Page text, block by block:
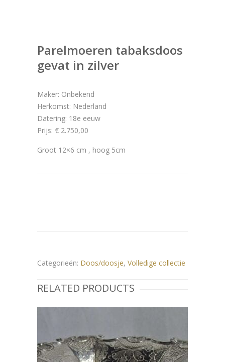
Parelmoeren tabaksdoos
gevat in zilver
Maker: Onbekend
Herkomst: Nederland
Datering: 18e eeuw
Prijs: € 2.750,00
Groot 12×6 cm , hoog 5cm
Categorieën: Doos/doosje, Volledige collectie
RELATED PRODUCTS